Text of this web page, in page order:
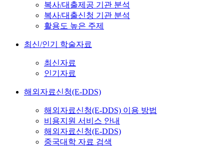
복사/대출제공 기관 분석
복사/대출신청 기관 분석
활용도 높은 주제
최신/인기 학술자료
최신자료
인기자료
해외자료신청(E-DDS)
해외자료신청(E-DDS) 이용 방법
비용지원 서비스 안내
해외자료신청(E-DDS)
중국대학 자료 검색